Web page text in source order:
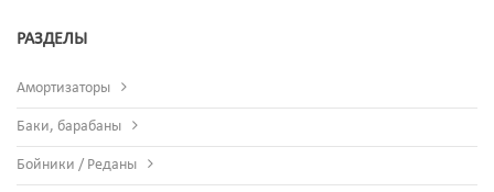
РАЗДЕЛЫ
Амортизаторы
Баки, барабаны
Бойники / Реданы